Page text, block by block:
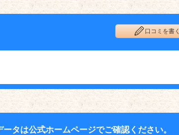
口コミを書く
タは公式ホームページでご確認ください。